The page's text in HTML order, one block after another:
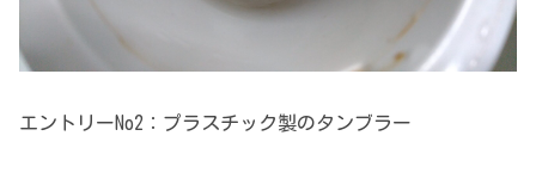
エントリーNo2：プラスチック製のタンブラー